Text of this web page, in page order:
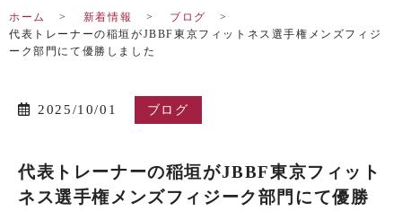
ホーム 新着情報
ブログ
代表トレーナーの稲垣がJBBF東京フィットネス選手権メンズフィジ
ーク部門にて優勝しました
2025/10/01 ブログ
代表トレーナーの稲垣がJBBF東京フィット
ネス選手権メンズフィジーク部門にて優勝